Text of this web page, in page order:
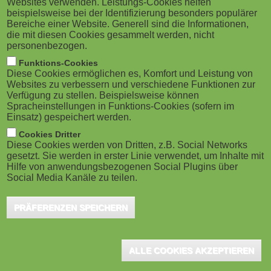
M
o
b
i
l
e
)
Websites verwenden. Leistungs-Cookies helfen
beispielsweise bei der Identifizierung besonders populärer
Bereiche einer Website. Generell sind die Informationen,
die mit diesen Cookies gesammelt werden, nicht
personenbezogen.
Funktions-Cookies
Diese Cookies ermöglichen es, Komfort und Leistung von
Websites zu verbessern und verschiedene Funktionen zur
Verfügung zu stellen. Beispielsweise können
Spracheinstellungen in Funktions-Cookies (sofern im
Einsatz) gespeichert werden.
Cookies Dritter
Diese Cookies werden von Dritten, z.B. Social Networks
gesetzt. Sie werden in erster Linie verwendet, um Inhalte mit
Hilfe von anwendungsbezogenen Social Plugins über
Social Media Kanäle zu teilen.
PRÄFERENZEN SPEICHERN
ALLE COOKIES AKZEPTIEREN